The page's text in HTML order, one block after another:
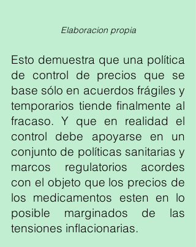
Elaboracion propia
Esto demuestra que una política
de control de precios que se
base sólo en acuerdos frágiles y
temporarios tiende finalmente al
fracaso. Y que en realidad el
control debe apoyarse en un
conjunto de políticas sanitarias y
marcos regulatorios acordes
con el objeto que los precios de
los medicamentos esten en lo
posible marginados de las
tensiones inflacionarias.